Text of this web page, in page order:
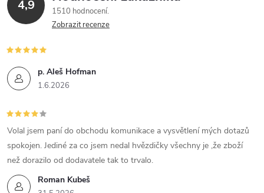
a
c
í
p
r
v
k
4,9
1510 hodnocení
Zobrazit recenze
p. Aleš Hofman
1.6.2026
Roman Kubeš
Volal jsem paní do obchodu komunikace a vysvětlení mých dotazů
spokojen. Jediné za co jsem nedal hvězdičky všechny je ,že zboží
než dorazilo od dodavatele tak to trvalo.